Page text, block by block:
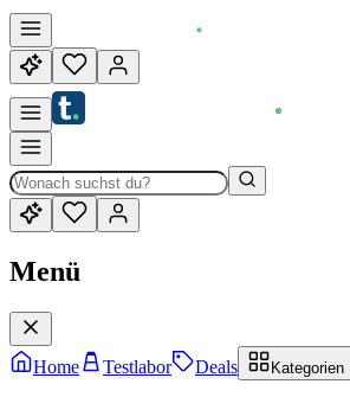
Menü
Home Testlabor Deals Kategorien